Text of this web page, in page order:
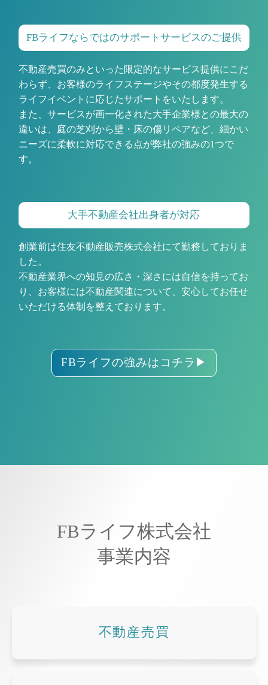
FBライフならではのサポートサービスのご提供
不動産売買のみといった限定的なサービス提供にこだ
わらず、お客様のライフステージやその都度発生する
ライフイベントに応じたサポートをいたします。
また、サービスが画一化された大手企業様との最大の
違いは、庭の芝刈から壁・床の傷リペアなど、細かい
ニーズに柔軟に対応できる点が弊社の強みの1つで
す。
大手不動産会社出身者が対応
創業前は住友不動産販売株式会社にて勤務しておりま
した。
不動産業界への知見の広さ・深さには自信を持ってお
り、お客様には不動産関連について、安心してお任せ
いただける体制を整えております。
FBライフの強みはコチラ ▶
FBライフ株式会社
事業内容
不動産売買